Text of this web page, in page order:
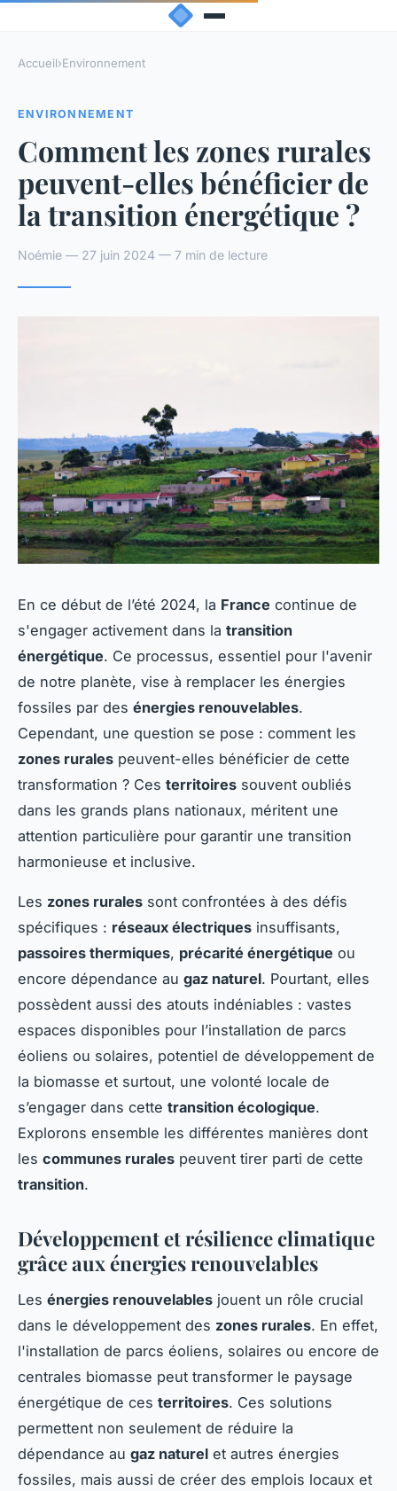
Accueil›Environnement
ENVIRONNEMENT
Comment les zones rurales
peuvent-elles bénéficier de
la transition énergétique ?
Noémie — 27 juin 2024 — 7 min de lecture
En ce début de l’été 2024, la France continue de
s'engager activement dans la transition
énergétique. Ce processus, essentiel pour l'avenir
de notre planète, vise à remplacer les énergies
fossiles par des énergies renouvelables.
Cependant, une question se pose : comment les
zones rurales peuvent-elles bénéficier de cette
transformation ? Ces territoires souvent oubliés
dans les grands plans nationaux, méritent une
attention particulière pour garantir une transition
harmonieuse et inclusive.
Les zones rurales sont confrontées à des défis
spécifiques : réseaux électriques insuffisants,
passoires thermiques, précarité énergétique ou
encore dépendance au gaz naturel. Pourtant, elles
possèdent aussi des atouts indéniables : vastes
espaces disponibles pour l’installation de parcs
éoliens ou solaires, potentiel de développement de
la biomasse et surtout, une volonté locale de
s’engager dans cette transition écologique.
Explorons ensemble les différentes manières dont
les communes rurales peuvent tirer parti de cette
transition.
Développement et résilience climatique
grâce aux énergies renouvelables
Les énergies renouvelables jouent un rôle crucial
dans le développement des zones rurales. En effet,
l'installation de parcs éoliens, solaires ou encore de
centrales biomasse peut transformer le paysage
énergétique de ces territoires. Ces solutions
permettent non seulement de réduire la
dépendance au gaz naturel et autres énergies
fossiles, mais aussi de créer des emplois locaux et